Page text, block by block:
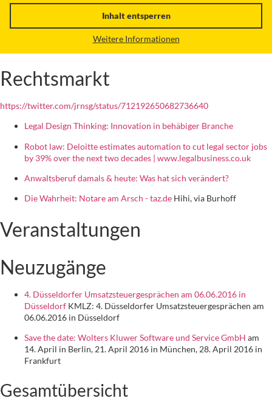
Inhalt entsperren
Weitere Informationen
Rechtsmarkt
https://twitter.com/jrnsg/status/712192650682736640
Legal Design Thinking: Innovation in behäbiger Branche
Robot law: Deloitte estimates automation to cut legal sector jobs
by 39% over the next two decades | www.legalbusiness.co.uk
Anwaltsberuf damals & heute: Was hat sich verändert?
Die Wahrheit: Notare am Arsch - taz.de Hihi, via Burhoff
Veranstaltungen
Neuzugänge
4. Düsseldorfer Umsatzsteuergesprächen am 06.06.2016 in
Düsseldorf KMLZ: 4. Düsseldorfer Umsatzsteuergesprächen am
06.06.2016 in Düsseldorf
Save the date: Wolters Kluwer Software und Service GmbH am
14. April in Berlin, 21. April 2016 in München, 28. April 2016 in
Frankfurt
Gesamtübersicht